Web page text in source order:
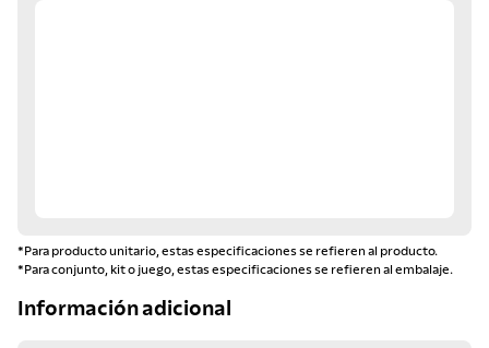
*Para producto unitario, estas especificaciones se refieren al producto.
*Para conjunto, kit o juego, estas especificaciones se refieren al embalaje.
Información adicional